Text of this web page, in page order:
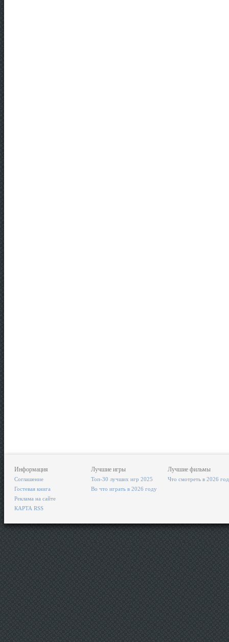
Информация
Соглашение
Гостевая книга
Реклама на сайте
КАРТА RSS
Лучшие игры
Топ-30 лучших игр 2025
Во что играть в 2026 году
Лучшие фильмы
Что смотреть в 2026